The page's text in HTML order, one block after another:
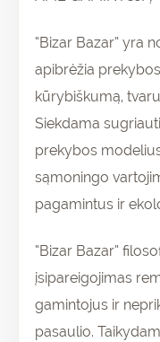
“Bizar Bazar” yra
apibrėžia
kūrybiškumą,
Siekdama
prekybos
sąmoningo
pagamintus ir
“Bizar Bazar”
įsipareigojimas
gamintojus ir
pasaulio.